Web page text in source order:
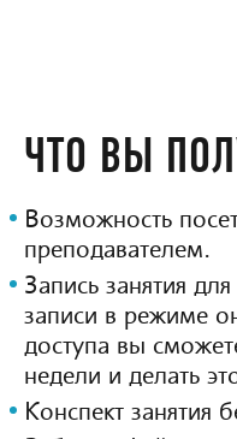
ЧТО ВЫ
Возможность
преподавателем.
Запись занятия
записи в режиме
доступа вы
недели и делать
Конспект занятия